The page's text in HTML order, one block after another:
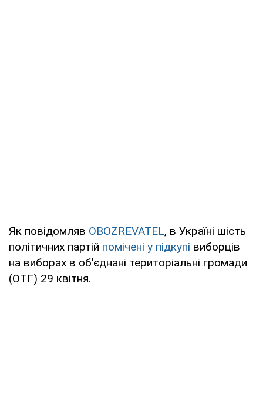
Як повідомляв OBOZREVATEL, в Україні шість
політичних партій помічені у підкупі виборців
на виборах в об'єднані територіальні громади
(ОТГ) 29 квітня.